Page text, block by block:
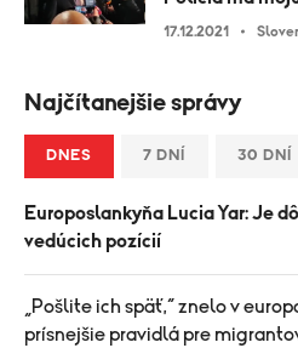
17.12.2021
Najčítanejšie správy
DNES 7 DNÍ 30 DNÍ
Europoslankyňa Lucia Yar: Je
vedúcich pozícií
„Pošlite ich späť,“ znelo v
prísnejšie pravidlá pre